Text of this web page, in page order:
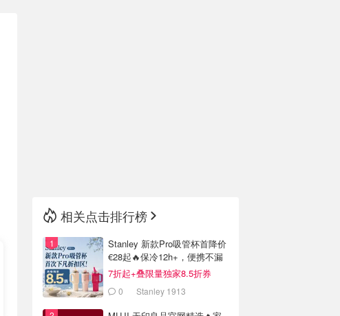
相关点击排行榜
Stanley 新款Pro吸管杯首降价
€28起🔥保冷12h+，便携不漏
水
7折起+叠限量独家8.5折券
0 Stanley 1913